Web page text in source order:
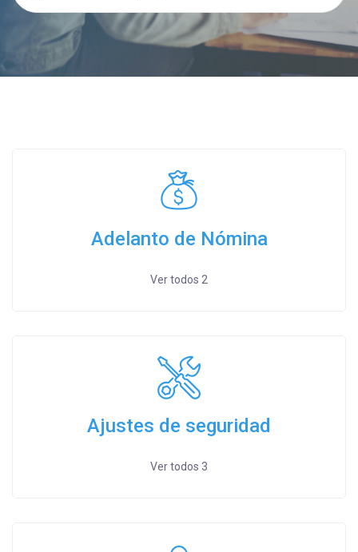
Adelanto de Nómina
Ver todos 2
Ajustes de seguridad
Ver todos 3